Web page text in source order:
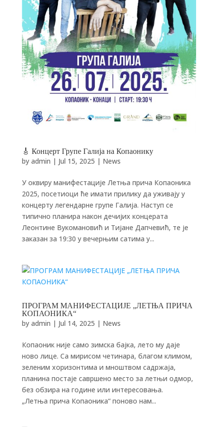
🎸 Концерт Групе Галија на Копаонику
by admin | Jul 15, 2025 | News
У оквиру манифестације Летња прича Копаоника
2025, посетиоци ће имати прилику да уживају у
концерту легендарне групе Галија. Наступ се
типично планира након дечијих концерата
Леонтине Вукомановић и Тијане Дапчевић, те је
заказан за 19:30 у вечерњим сатима у...
ПРОГРАМ МАНИФЕСТАЦИЈЕ „ЛЕТЊА ПРИЧА
КОПАОНИКА“
by admin | Jul 14, 2025 | News
Копаоник није само зимска бајка, лето му даје
ново лице. Са мирисом чeтинара, благом климом,
зеленим хоризонтима и мноштвом садржаја,
планина постаје савршено место за летњи одмор,
без обзира на године или интересовања.
„Летња прича Копаоника“ поново нам...